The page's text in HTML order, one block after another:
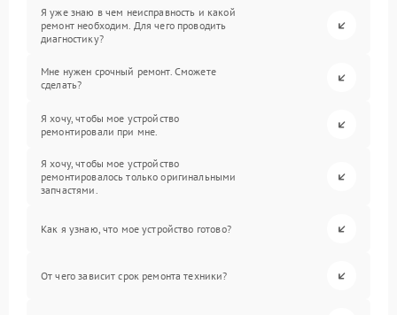
Я уже знаю в чем неисправность и какой
ремонт необходим. Для чего проводить
диагностику?
Мне нужен срочный ремонт. Сможете
сделать?
Я хочу, чтобы мое устройство
ремонтировали при мне.
Я хочу, чтобы мое устройство
ремонтировалось только оригинальными
запчастями.
Как я узнаю, что мое устройство готово?
От чего зависит срок ремонта техники?